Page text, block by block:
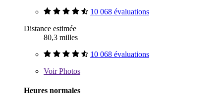
10 068 évaluations
Distance estimée
80,3 milles
10 068 évaluations
VoirPhotos
Heures normales